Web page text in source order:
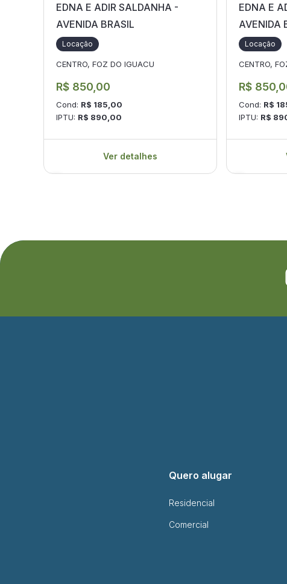
EDNA E ADIR SALDANHA -
AVENIDA BRASIL
Locação
CENTRO, FOZ DO IGUACU
R$ 850,00
Cond: R$ 185,00
IPTU: R$ 890,00
Ver detalhes
EDNA E
AVENIDA
Locação
CENTRO,
R$
Cond: R$
IPTU: R$
Quero alugar
Residencial
Comercial